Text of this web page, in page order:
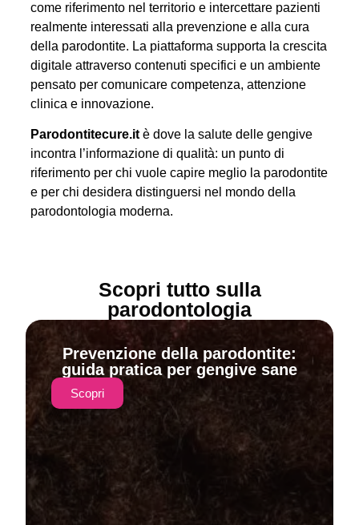
come riferimento nel territorio e intercettare pazienti
realmente interessati alla prevenzione e alla cura
della parodontite. La piattaforma supporta la crescita
digitale attraverso contenuti specifici e un ambiente
pensato per comunicare competenza, attenzione
clinica e innovazione.
Parodontitecure.it è dove la salute delle gengive
incontra l’informazione di qualità: un punto di
riferimento per chi vuole capire meglio la parodontite
e per chi desidera distinguersi nel mondo della
parodontologia moderna.
Scopri tutto sulla
parodontologia
Prevenzione della parodontite:
guida pratica per gengive sane
Scopri